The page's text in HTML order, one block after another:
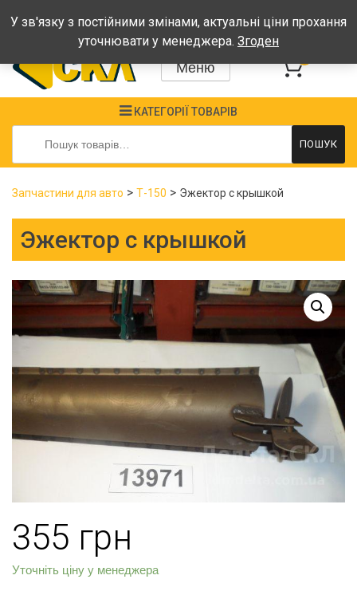
Графік: Пн-Пт: 08:00-17:00, Сб-Нд - вихідні
Меню
КАТЕГОРІЇ ТОВАРІВ
Шукати:
ПОШУК
Запчастини для авто > Т-150 > Эжектор с крышкой
Эжектор с крышкой
355 грн
Уточніть ціну у менеджера
У зв'язку з постійними змінами, актуальні ціни прохання
уточнювати у менеджера. Згоден